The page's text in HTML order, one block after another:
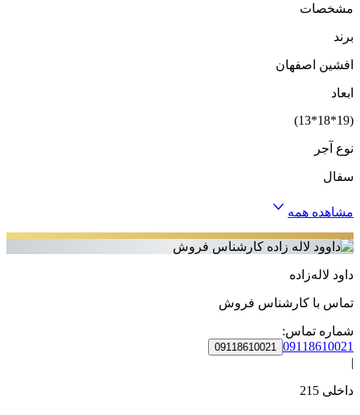
مشخصات
برند
افشین اصفهان
ابعاد
(19*18*13)
نوع آجر
سفال
مشاهده همه
داود لاله‌زاده
تماس با کارشناس فروش
شماره تماس:
09118610021
09118610021
|
داخلی 215